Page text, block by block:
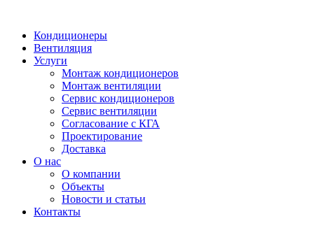
Кондиционеры
Вентиляция
Услуги
Монтаж кондиционеров
Монтаж вентиляции
Сервис кондиционеров
Сервис вентиляции
Согласование с КГА
Проектирование
Доставка
О нас
О компании
Объекты
Новости и статьи
Контакты